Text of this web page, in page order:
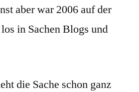
aber war 2006 auf der
in Sachen Blogs und
die Sache schon ganz